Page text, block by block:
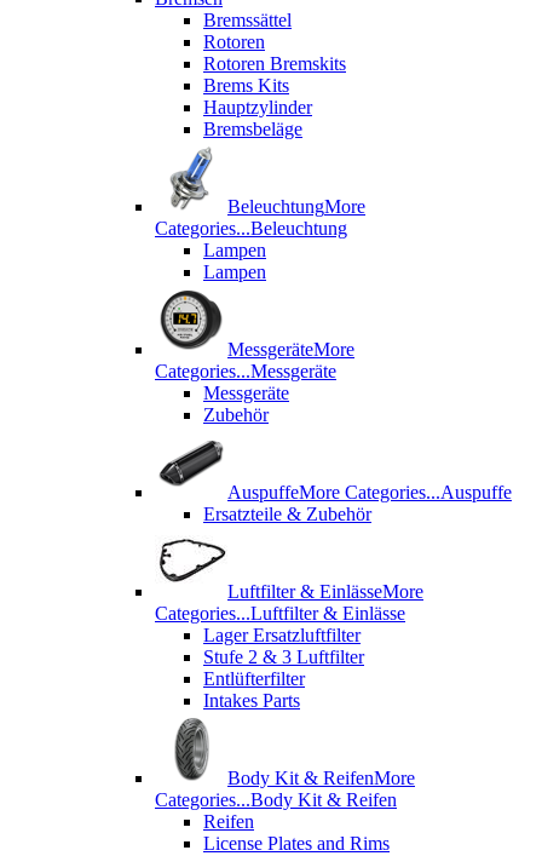
Bremssättel
Rotoren
Rotoren Bremskits
Brems Kits
Hauptzylinder
Bremsbeläge
BeleuchtungMore
Categories...Beleuchtung
Lampen
Lampen
MessgeräteMore
Categories...Messgeräte
Messgeräte
Zubehör
AuspuffeMore Categories...Auspuffe
Ersatzteile & Zubehör
Luftfilter & EinlässeMore
Categories...Luftfilter & Einlässe
Lager Ersatzluftfilter
Stufe 2 & 3 Luftfilter
Entlüfterfilter
Intakes Parts
Body Kit & ReifenMore
Categories...Body Kit & Reifen
Reifen
License Plates and Rims